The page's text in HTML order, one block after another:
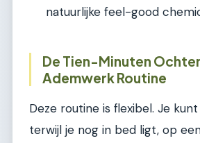
natuurlijke feel-good
De Tien-Minuten
Ademwerk Routine
Deze routine is flexibel. Je
terwijl je nog in bed ligt, op